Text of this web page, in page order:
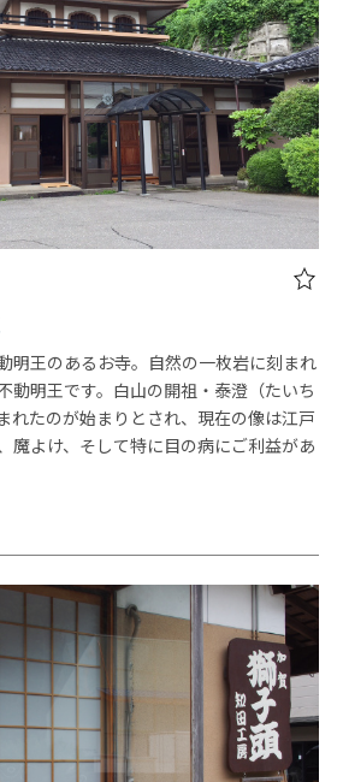
明王のあるお寺。自然の一枚岩に刻まれ
動明王です。白山の開祖・泰澄（たいち
れたのが始まりとされ、現在の像は江戸
魔よけ、そして特に目の病にご利益があ